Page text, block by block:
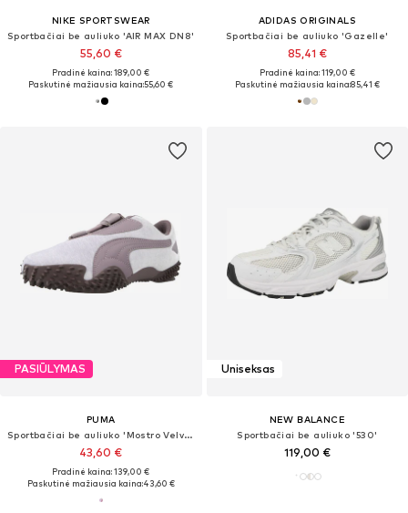
NIKE SPORTSWEAR
Sportbačiai be auliuko 'AIR MAX DN8'
55,60 €
Pradinė kaina: 189,00 €
Paskutinė mažiausia kaina:55,60 €
ADIDAS ORIGINALS
Sportbačiai be auliuko 'Gazelle'
85,41 €
Pradinė kaina: 119,00 €
Paskutinė mažiausia kaina:85,41 €
PASIŪLYMAS
PUMA
Sportbačiai be auliuko 'Mostro Velvet Dream'
43,60 €
Pradinė kaina: 139,00 €
Paskutinė mažiausia kaina:43,60 €
Uniseksas
NEW BALANCE
Sportbačiai be auliuko '530'
119,00 €